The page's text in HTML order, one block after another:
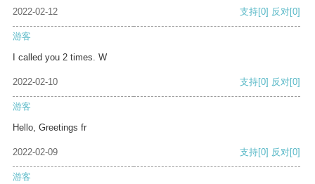
2022-02-12 支持[0] 反对[0]
游客
I called you 2 times. W
2022-02-10 支持[0] 反对[0]
游客
Hello, Greetings fr
2022-02-09 支持[0] 反对[0]
游客